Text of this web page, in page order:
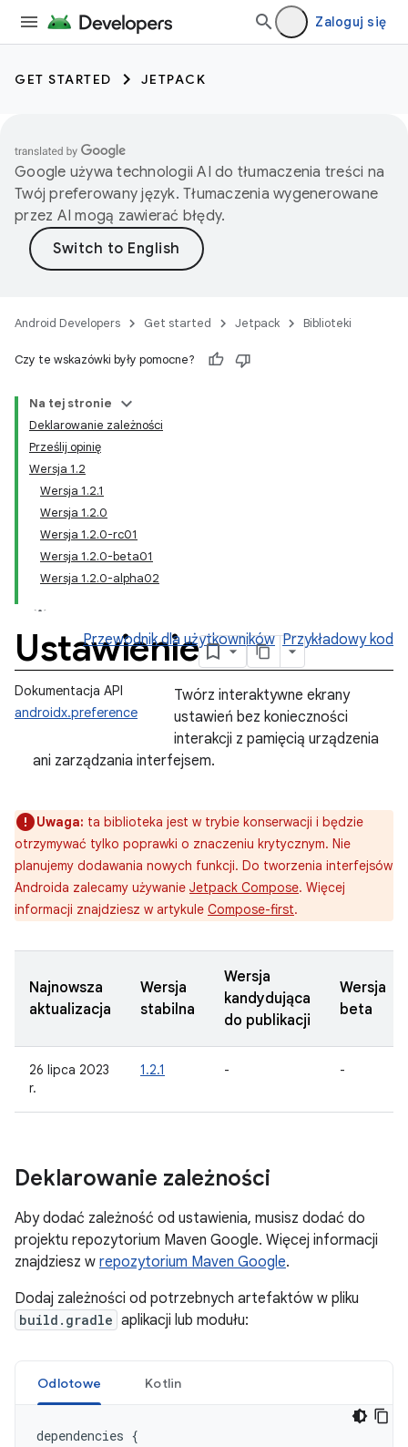
Zaloguj się
GET STARTED JETPACK
Google używa technologii AI do tłumaczenia treści na
Twój preferowany język. Tłumaczenia wygenerowane
przez AI mogą zawierać błędy.
Android Developers Get started Jetpack Biblioteki
Czy te wskazówki były pomocne?
Na tej stronie
Deklarowanie zależności
Prześlij opinię
Wersja 1.2
Wersja 1.2.1
Wersja 1.2.0
Wersja 1.2.0-rc01
Wersja 1.2.0-beta01
Wersja 1.2.0-alpha02
Ustawienie
Przewodnik dla użytkowników Przykładowy kod
Dokumentacja API
androidx.preference
Twórz interaktywne ekrany
ustawień bez konieczności
interakcji z pamięcią urządzenia
ani zarządzania interfejsem.
Uwaga: ta biblioteka jest w trybie konserwacji i będzie
otrzymywać tylko poprawki o znaczeniu krytycznym. Nie
planujemy dodawania nowych funkcji. Do tworzenia interfejsów
Androida zalecamy używanie Jetpack Compose. Więcej
informacji znajdziesz w artykule Compose-first.
Najnowsza
aktualizacja
Wersja
stabilna
Wersja
kandydująca
do publikacji
Wersja
beta
26 lipca 2023
r.
1.2.1 - -
Deklarowanie zależności
Aby dodać zależność od ustawienia, musisz dodać do
projektu repozytorium Maven Google. Więcej informacji
znajdziesz w repozytorium Maven Google.
Dodaj zależności od potrzebnych artefaktów w pliku
build.gradle aplikacji lub modułu:
Odlotowe Kotlin
dependencies {